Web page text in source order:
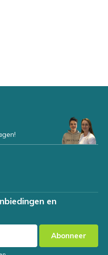
en
Abonneer